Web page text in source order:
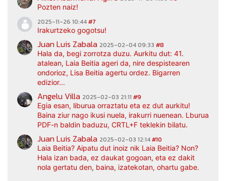
Pozten naiz!
2025-11-26 10:44#7
Irakurtzeko gogotsu!
Juan Luis Zabala 2025-02-04 09:33 #8
Hala da, begi zorrotza duzu. Aurkitu dut: 41.
atalean, Laia Beitia ageri da, nire despistearen
ondorioz, Lisa Beitia agertu ordez. Bigarren
edizior...
Angelu Villa 2025-02-03 21:11 #9
Egia esan, liburua orraztatu eta ez dut aurkitu!
Baina ziur nago ikusi nuela, irakurri nuenean. Lburua
PDF-n baldin baduzu, CRTL+F teklekin bilatu.
Juan Luis Zabala 2025-02-03 12:14#10
Laia Beitia? Aipatu dut inoiz nik Laia Beitia? Non?
Hala izan bada, ez daukat gogoan, eta ez dakit
nola gertatu den, baina, izatekotan, ohartu gabe.